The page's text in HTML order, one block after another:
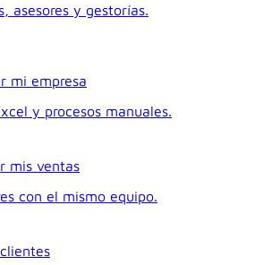
asesores y gestorías.
mi empresa
y procesos manuales.
mis ventas
con el mismo equipo.